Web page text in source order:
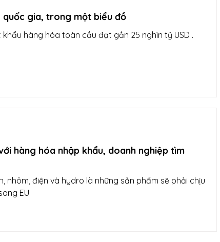
gia, trong một biểu đồ
hàng hóa toàn cầu đạt gần 25 nghìn tỷ USD .
hàng hóa nhập khẩu, doanh nghiệp tìm
nhôm, điện và hydro là những sản phẩm sẽ phải chịu
EU